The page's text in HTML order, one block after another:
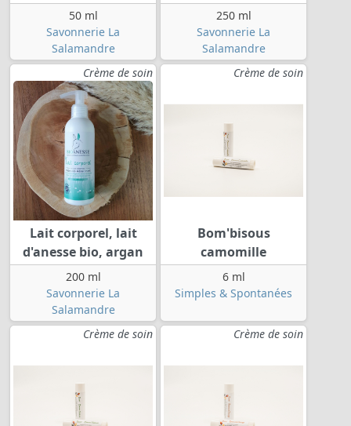
50 ml
Savonnerie La
Salamandre
250 ml
Savonnerie La
Salamandre
Crème de soin
Lait corporel, lait
d'anesse bio, argan
200 ml
Savonnerie La
Salamandre
Crème de soin
Bom'bisous
camomille
6 ml
Simples & Spontanées
Crème de soin Crème de soin